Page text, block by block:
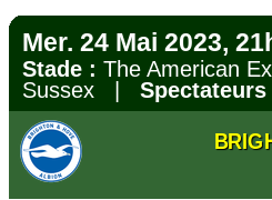
Mer. 24 Mai 2023,
Stade : The American
Sussex | Spectateurs